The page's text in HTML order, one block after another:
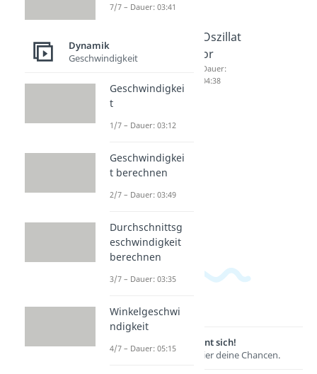
gungen
Homog
ene
Lösung
Partikul
Lösung
Oszillat
or
Dauer:
04:38
Lernen lohnt sich!
Entdecke hier deine Chancen.
7/7 – Dauer: 03:41
Dynamik
Geschwindigkeit
Geschwindigkei
t
1/7 – Dauer: 03:12
Geschwindigkei
t berechnen
2/7 – Dauer: 03:49
Durchschnittsg
eschwindigkeit
berechnen
3/7 – Dauer: 03:35
Winkelgeschwi
ndigkeit
4/7 – Dauer: 05:15